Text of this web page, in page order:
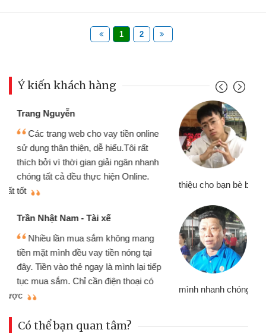
1 2
Ý kiến khách hàng
Mình cần tiền gấp nên định cầm cố
chiếc xe wave nhưng thật may đã có
gói vay tiền bằng CMND online không
cần gặp mặt nên rất tiện lợi, sẽ giới
thiệu cho bạn bè biết
Cấn Văn Lực - Tạp hóa
Tôi kinh doanh buôn bán nhỏ lẻ
nhiều lúc cần vốn nhập hàng, nhờ biết
đến website qua bạn bè giới thiệu tôi
đã giải quyết được công việc của
Có thể bạn quan tâm?